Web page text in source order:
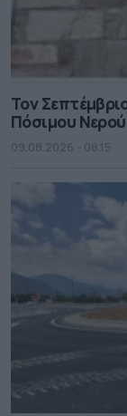
Τον
Πόσιμου
09.08.2026 - 08.15